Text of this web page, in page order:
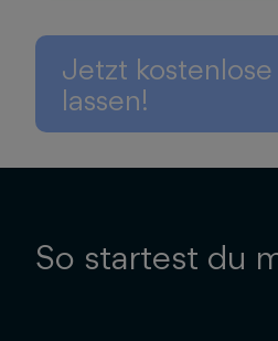
Jetzt
lassen!
So startest du